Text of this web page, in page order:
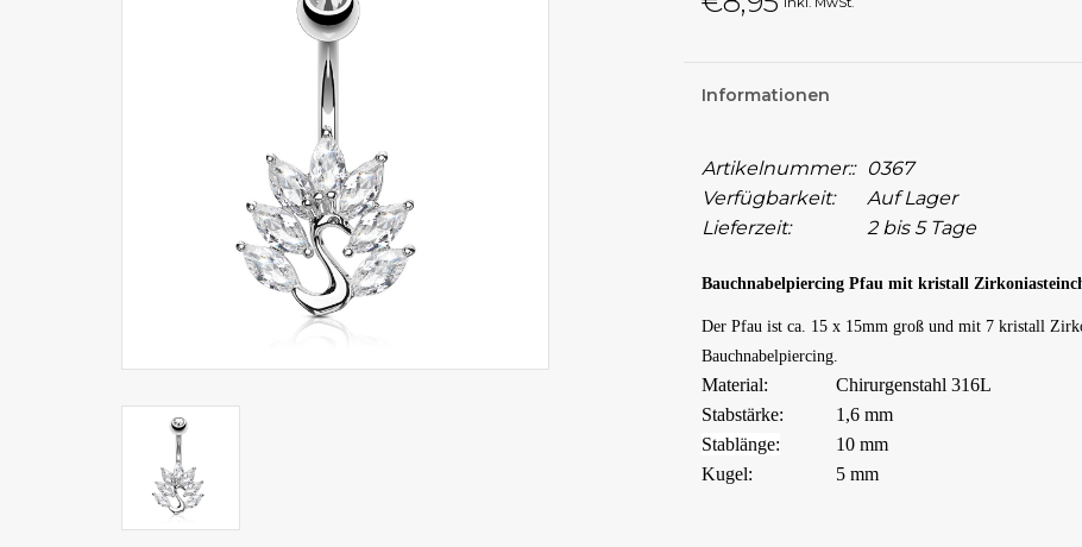
Informationen
Artikelnummer::
0367
Verfügbarkeit:
Auf Lager
Lieferzeit:
2 bis 5 Tage
Bauchnabelpiercing Pfau mit kristall
Der Pfau ist ca. 15 x 15mm groß und mit 7 kristall
Bauchnabelpiercing.
Material:
Chirurgenstahl 316L
Stabstärke:
1,6 mm
Stablänge:
10 mm
Kugel:
5 mm